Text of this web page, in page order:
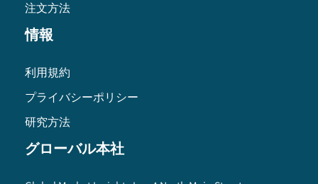
注文方法
情報
利用規約
プライバシーポリシー
研究方法
グローバル本社